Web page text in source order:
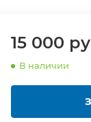
15 000
В наличии